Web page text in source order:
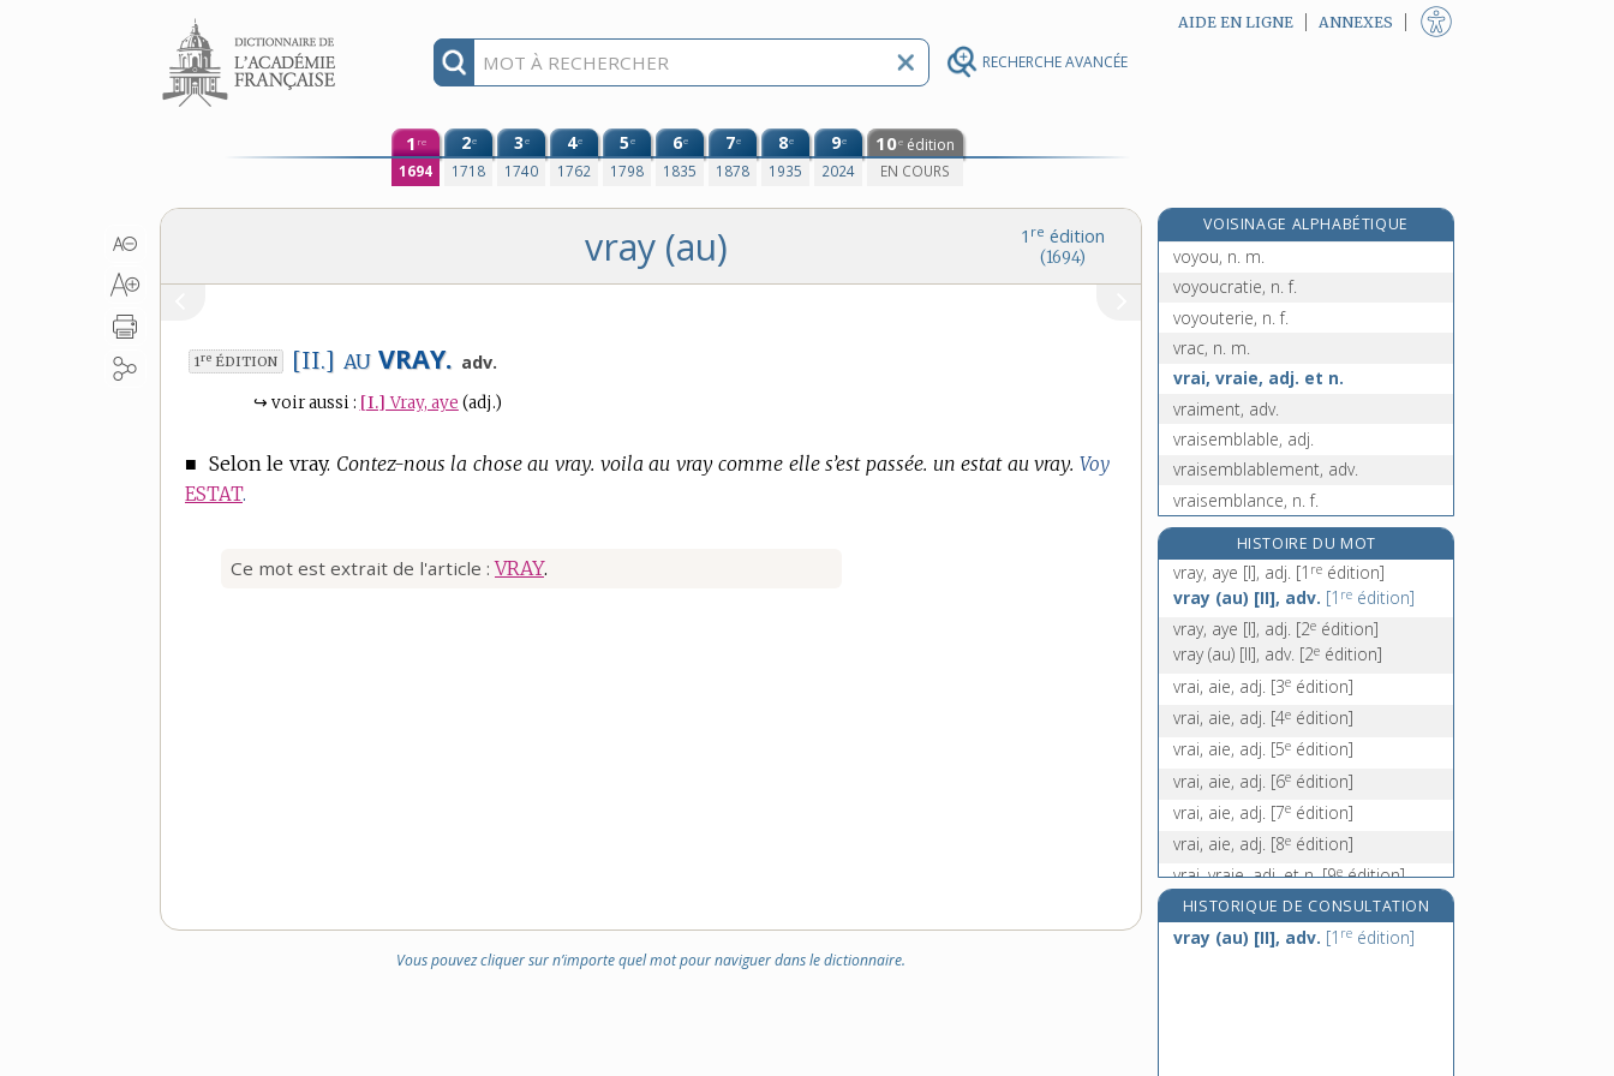
RECHERCHE AVANCÉE
Aller au contenu AIDE EN LIGNE ANNEXES
1 re
1694
2e
1718
3e
1740
4e
1762
5e
1798
6e
1835
7e
1878
8e
1935
9e
2024
10e édition
EN COURS
1 re édition
(1694)
vray (au)
1re ÉDITION [II.] AU VRAY. adv.
↪ voir aussi : [I.] Vray, aye (adj.)
■ Selon le vray. Contez-nous la chose au vray. voila au vray comme elle s’est passée. un estat au vray. Voy
ESTAT.
Ce mot est extrait de l'article :VRAY.
Vous pouvez cliquer sur n’importe quel mot pour naviguer dans le dictionnaire.
VOISINAGE ALPHABÉTIQUE
voyeurisme, n. m.
voyou, n. m.
voyoucratie, n. f.
voyouterie, n. f.
vrac, n. m.
vrai, vraie, adj. et n.
vraiment, adv.
vraisemblable, adj.
vraisemblablement, adv.
vraisemblance, n. f.
vraisemblant, ante, adj.
[2 édition]
vraquier, n. m.
vreder, v. intr.[5 eédition]
vrillage, n. m.
HISTOIRE DU MOT
vray, aye [I], adj. [1 re édition]
vray (au) [II], adv. [1 re édition]
vray, aye [I], adj. [2e édition]
vray (au) [II], adv. [2e édition]
vrai, aie, adj. [3e édition]
vrai, aie, adj. [4e édition]
vrai, aie, adj. [5e édition]
vrai, aie, adj. [6e édition]
vrai, aie, adj. [7e édition]
vrai, aie, adj. [8e édition]
vrai, vraie, adj. et n.[9eédition]
HISTORIQUE DE CONSULTATION
vray (au) [II], adv. [1 re édition]